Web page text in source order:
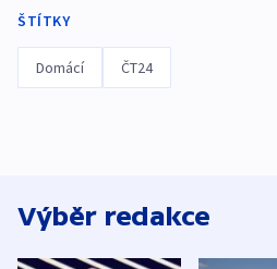
ŠTÍTKY
Domácí ČT24
Výběr redakce